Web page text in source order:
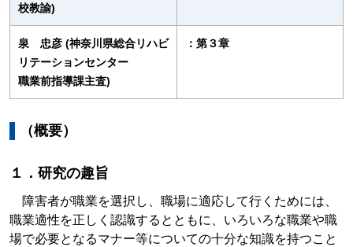
校教諭)
泉 忠彦 (神奈川県総合リハビ
リテーションセンター
職業前指導課主査)
：第３章
（概要）
１．研究の趣旨
障害者が職業を選択し、職場に適応して行くためには、
職業適性を正しく認識するとともに、いろいろな職業や職
場で必要となるマナー等についての十分な知識を持つこと